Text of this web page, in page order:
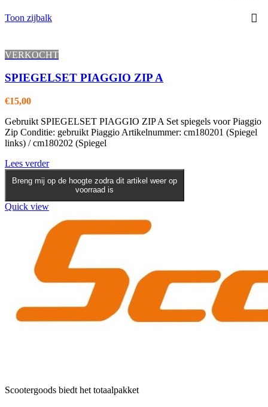
Toon zijbalk
VERKOCHT
SPIEGELSET PIAGGIO ZIP A
€15,00
Gebruikt SPIEGELSET PIAGGIO ZIP A Set spiegels voor Piaggio
Zip Conditie: gebruikt Piaggio Artikelnummer: cm180201 (Spiegel
links) / cm180202 (Spiegel
Lees verder
Breng mij op de hoogte zodra dit artikel weer op
voorraad is
Quick view
Scootergoods biedt het totaalpakket